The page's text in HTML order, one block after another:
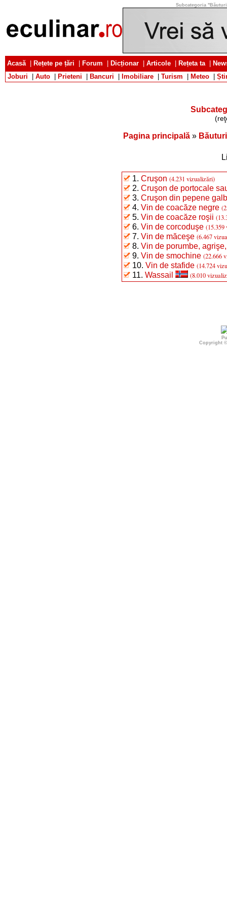
Subcategoria
Acasă| Rețete pe țări Forum Dicționar Articole Rețeta ta|
Joburi
Auto Prieteni Bancuri Imobiliare Turism Meteo
Pagina principală » Băuturi
1. Cruşon (4.231 vizualizări)
2. Cruşon de portocale
3. Cruşon din pepene
4. Vin de coacăze negre
5. Vin de coacăze roşii
6. Vin de corcoduşe
7. Vin de măceşe (6.467
8. Vin de porumbe,
9. Vin de smochine (22.666
10. Vin de stafide (14.724
11. Wassail (8.010
Copyright